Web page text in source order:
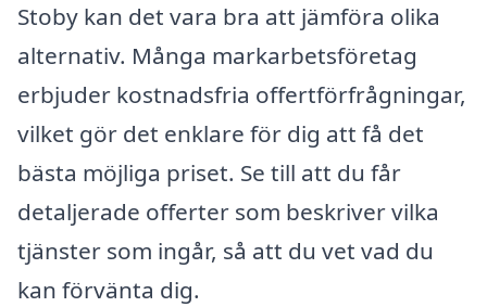
Stoby kan det vara bra att jämföra olika
alternativ. Många markarbetsföretag
erbjuder kostnadsfria offertförfrågningar,
vilket gör det enklare för dig att få det
bästa möjliga priset. Se till att du får
detaljerade offerter som beskriver vilka
tjänster som ingår, så att du vet vad du
kan förvänta dig.